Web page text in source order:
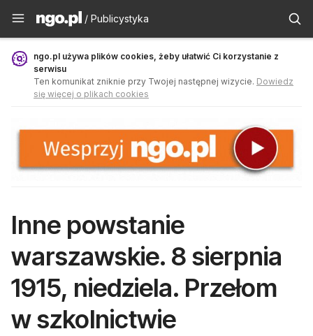
Publicystyka - ngo.pl
/ Publicystyka
ngo.pl używa plików cookies, żeby ułatwić Ci korzystanie z
serwisu
Ten komunikat zniknie przy Twojej następnej wizycie. Dowiedz
się więcej o plikach cookies
Inne powstanie
warszawskie. 8 sierpnia
1915, niedziela. Przełom
w szkolnictwie